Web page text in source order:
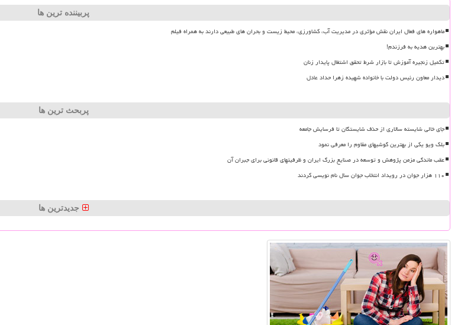
پربیننده ترین ها
ماهواره های فعال ایران نقش مؤثری در مدیریت آب، کشاورزی، محیط زیست و بحران های طبیعی دارند به همراه فیلم
بهترین هدیه به فرزندم!
تکمیل زنجیره آموزش تا بازار شرط تحقق اشتغال پایدار زنان
دیدار معاون رئیس دولت با خانواده شهیده زهرا حداد عادل
پربحث ترین ها
جای خالی شایسته سالاری از حذف شایستگان تا فرسایش جامعه
بلک ویو یکی از بهترین گوشیهای مقاوم را معرفی نمود
عقب ماندگی مزمن پژوهش و توسعه در صنایع بزرگ ایران و ظرفیتهای قانونی برای جبران آن
۱۱۰ هزار جوان در رویداد انتخاب جوان سال نام نویسی کردند
جدیدترین ها